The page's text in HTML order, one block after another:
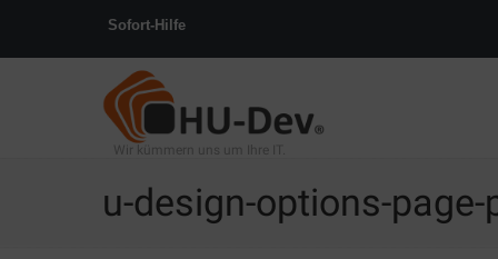
Sofort-Hilfe
Wir kümmern uns um Ihre IT.
u-design-options-